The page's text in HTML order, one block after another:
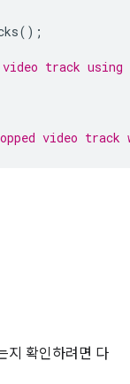
();
track using
video track
지 확인하려면 다